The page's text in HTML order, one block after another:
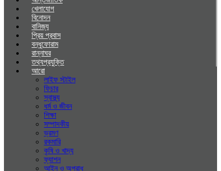
খেলাযোগ
বিনোদন
বানিজ্য
প্রিয় প্রবাস
বন্ধুফোরাম
রান্নাঘর
তথ্যপ্রযুক্তি
আরো
লাইফ স্টাইল
ফিচার
স্বাস্থ্য
ধর্ম ও জীবন
শিক্ষা
সম্পাদকীয়
ভ্রমণ
রকমারি
কৃষি ও খাদ্য
ফ্যাশন
আইন ও অপরাধ